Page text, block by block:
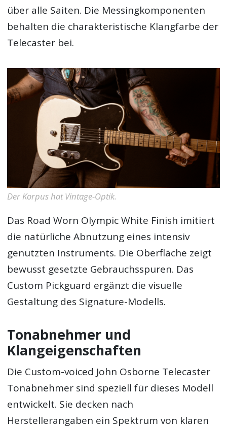
über alle Saiten. Die Messingkomponenten
behalten die charakteristische Klangfarbe der
Telecaster bei.
Der Korpus hat Vintage-Optik.
Das Road Worn Olympic White Finish imitiert
die natürliche Abnutzung eines intensiv
genutzten Instruments. Die Oberfläche zeigt
bewusst gesetzte Gebrauchsspuren. Das
Custom Pickguard ergänzt die visuelle
Gestaltung des Signature-Modells.
Tonabnehmer und
Klangeigenschaften
Die Custom-voiced John Osborne Telecaster
Tonabnehmer sind speziell für dieses Modell
entwickelt. Sie decken nach
Herstellerangaben ein Spektrum von klaren